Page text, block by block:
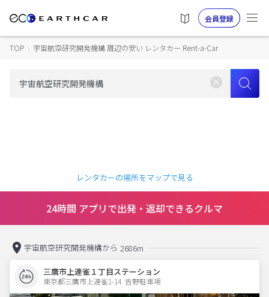
会員登録
TOP › 宇宙航空研究開発機構 周辺の安い レンタカー Rent-a-Car
レンタカーの場所をマップで見る
24時間 アプリで出発・返却できるクルマ
宇宙航空研究開発機構から 2686m
三鷹市上連雀１丁目ステーション
東京都三鷹市上連雀1-14  吉野駐車場